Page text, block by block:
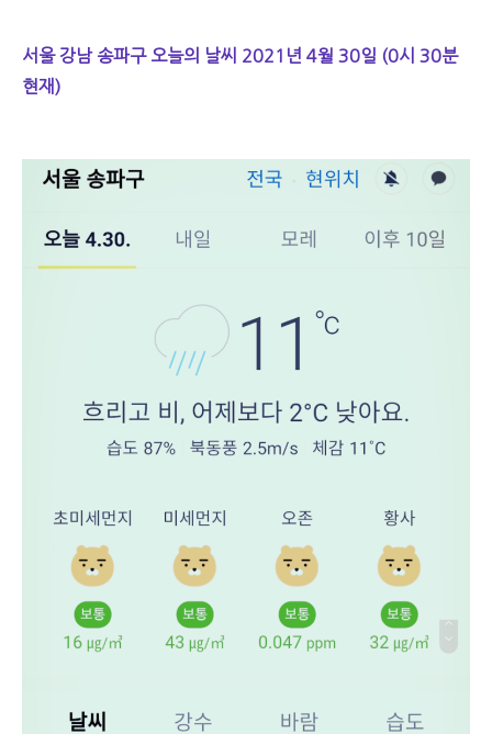
서울 강남 송파구 오늘의 날씨 2021년 4월 30일 (0시 30분
현재)